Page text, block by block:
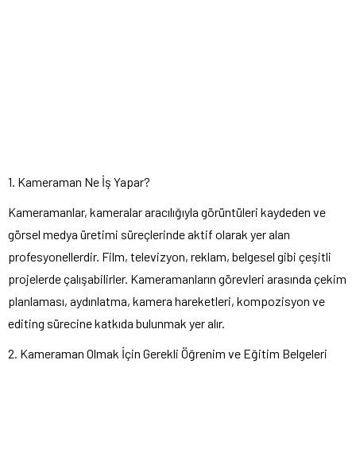
1. Kameraman Ne İş Yapar?
Kameramanlar, kameralar aracılığıyla görüntüleri kaydeden ve
görsel medya üretimi süreçlerinde aktif olarak yer alan
profesyonellerdir. Film, televizyon, reklam, belgesel gibi çeşitli
projelerde çalışabilirler. Kameramanların görevleri arasında çekim
planlaması, aydınlatma, kamera hareketleri, kompozisyon ve
editing sürecine katkıda bulunmak yer alır.
2. Kameraman Olmak İçin Gerekli Öğrenim ve Eğitim Belgeleri